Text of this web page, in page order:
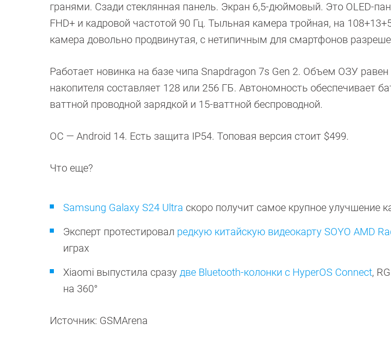
гранями. Сзади стеклянная панель. Экран 6,5-дюймовый. Это OLED-
FHD+ и кадровой частотой 90 Гц. Тыльная камера тройная, на
камера довольно продвинутая, с нетипичным для смартфонов
Работает новинка на базе чипа Snapdragon 7s Gen 2. Объем ОЗУ
накопителя составляет 128 или 256 ГБ. Автономность обеспечивает
ваттной проводной зарядкой и 15-ваттной беспроводной.
ОС — Android 14. Есть защита IP54. Топовая версия стоит $499.
Что еще?
Samsung Galaxy S24 Ultra скоро получит самое крупное улучшение
Эксперт протестировал редкую китайскую видеокарту SOYO AMD
играх
Xiaomi выпустила сразу две Bluetooth-колонки с HyperOS Connect,
на 360°
Источник: GSMArena